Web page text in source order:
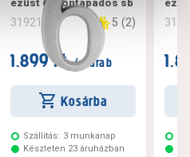
ezüst 6/9 öntapadós sb
319212 5 (2)
1.899 Ft / darab
Kosárba
Szállítás: 3 munkanap
Készleten 23 áruházban